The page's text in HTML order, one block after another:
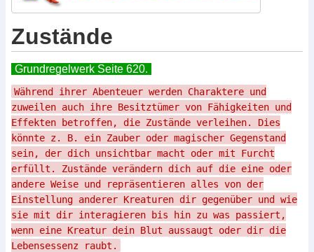
Zustände
Grundregelwerk Seite 620.
Während ihrer Abenteuer werden Charaktere und
zuweilen auch ihre Besitztümer von Fähigkeiten und
Effekten betroffen, die Zustände verleihen. Dies
könnte z. B. ein Zauber oder magischer Gegenstand
sein, der dich unsichtbar macht oder mit Furcht
erfüllt. Zustände verändern dich auf die eine oder
andere Weise und repräsentieren alles von der
Einstellung anderer Kreaturen dir gegenüber und wie
sie mit dir interagieren bis hin zu was passiert,
wenn eine Kreatur dein Blut aussaugt oder dir die
Lebensessenz raubt.